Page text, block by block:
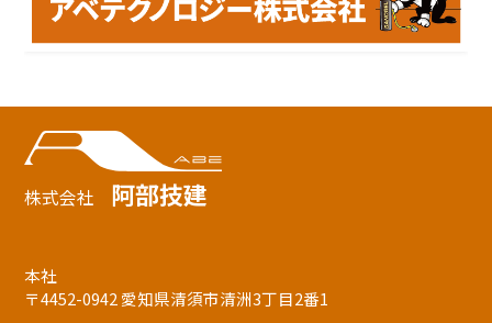
株式会社 阿部技建
本社
〒4452-0942 愛知県清須市清洲3丁目2番1